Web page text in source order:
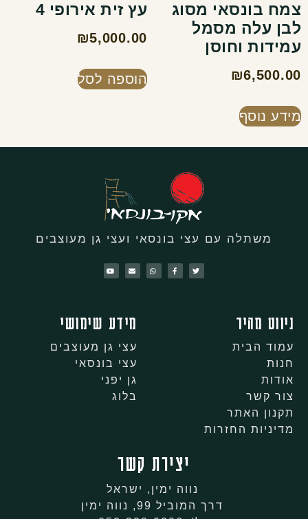
צמח בונסאי מסוג
לבן עלה מסמל
עמידות וחוסן
₪6,500.00
מידע נוסף
עץ זית אירופי 4
₪5,000.00
הוספה לסל
משתלה עם עצי בונסאי ועצי גן מעוצבים
ניווט מהיר
עמוד הבית
חנות
אודות
צור קשר
תקנון האתר
מדיניות החזרות
מידע שימושי
עצי גן מעוצבים
עצי בונסאי
גן יפני
בלוג
יצירת קשר
נווה ימין, ישראל
דרך המוביל 99, נווה ימין